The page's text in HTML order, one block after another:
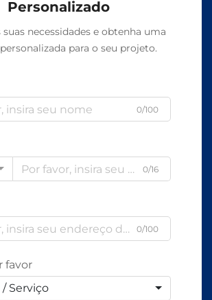
Personalizado
necessidades e obtenha uma
para o seu projeto.
0/100
0/16
0/100
favor
Serviço